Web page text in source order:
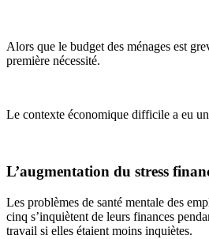
Alors que le budget des ménages est
première nécessité.
Le contexte économique difficile a eu
L’augmentation du stress
Les problèmes de santé mentale des
cinq s’inquiètent de leurs finances
travail si elles étaient moins inquiètes.